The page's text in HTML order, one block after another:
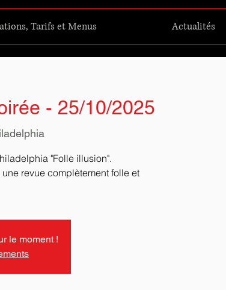
Tarifs et Menus Actualités
- 25/10/2025
"Folle illusion".
revue complètement folle et
le moment !